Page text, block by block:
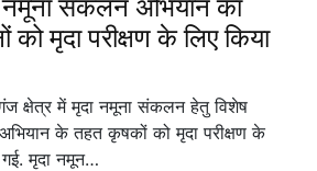
संकलन अभियान का
को मृदा परीक्षण के लिए किया
क्षेत्र में मृदा नमूना संकलन हेतु विशेष
के तहत कृषकों को मृदा परीक्षण के
गई. मृदा नमून…